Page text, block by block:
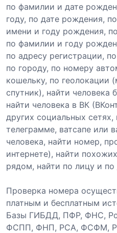
по фамилии и дате
году, по дате рождения,
имени и году рождения,
по фамилии и году
по адресу регистрации,
по городу, по номеру
кошельку, по геолокации
спутник), найти человека
найти человека в ВК
других социальных сетях,
телеграмме, ватсапе или
человека, найти номер,
интернете), найти
рядом, найти по лицу и
Проверка номера
платным и бесплатным
Базы ГИБДД, ПФР, ФНС,
ФСПП, ФНП, РСА, ФСФМ,